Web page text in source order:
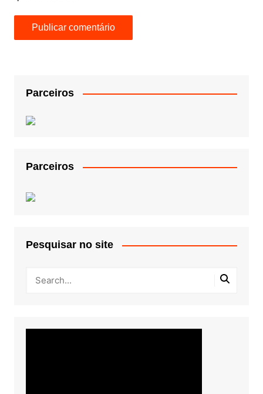
Parceiros
Parceiros
Pesquisar no site